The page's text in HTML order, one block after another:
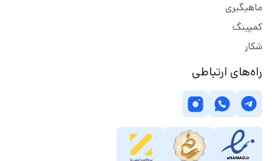
ماهیگیری
کمپینگ
شکار
راه‌های ارتباطی